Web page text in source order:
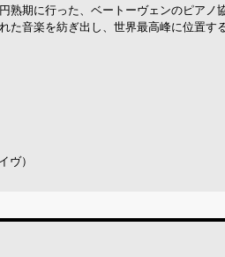
熟期に行った、ベートーヴェンのピア
た音楽を紡ぎ出し、世界最高峰に位置
ヴ）